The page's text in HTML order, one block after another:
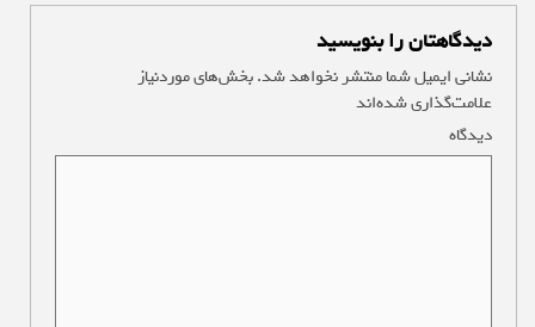
دیدگاهتان را بنویسید
نشانی ایمیل شما منتشر نخواهد شد.بخش‌های موردنیاز
علامت‌گذاری شده‌اند
دیدگاه